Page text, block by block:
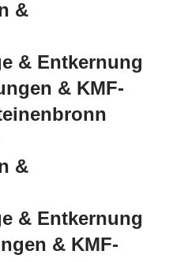
&
& Entkernung
& KMF-
&
& Entkernung
& KMF-